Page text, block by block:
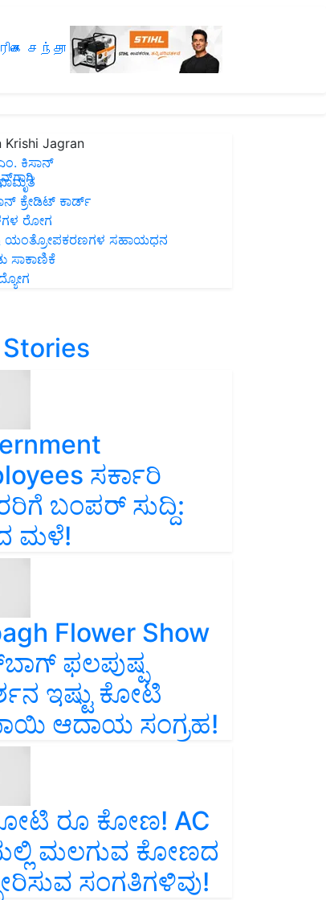
சந்தா
Krishi Jagran
ಕಿಸಾನ್
ಕ್ರೇಡಿಟ್ ಕಾರ್ಡ್
ರೋಗ
ಯಂತ್ರೋಪಕರಣಗಳ ಸಹಾಯಧನ
ಸಾಕಾಣಿಕೆ
ಸರ್ಕಾರಿ
ಬಂಪರ್‌ ಸುದ್ದಿ:
ಮಳೆ!
Flower Show
ಫಲಪುಷ್ಪ
ಇಷ್ಟು ಕೋಟಿ
ಆದಾಯ ಸಂಗ್ರಹ!
ರೂ ಕೋಣ! AC
ಮಲಗುವ ಕೋಣದ
ಸಂಗತಿಗಳಿವು!